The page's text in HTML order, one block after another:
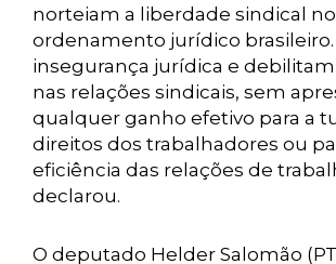
norteiam a liberdade sindical no
ordenamento jurídico brasileiro.
insegurança jurídica e
nas relações sindicais, sem
qualquer ganho efetivo para a
direitos dos trabalhadores ou
eficiência das relações de
declarou.
O deputado Helder Salomão